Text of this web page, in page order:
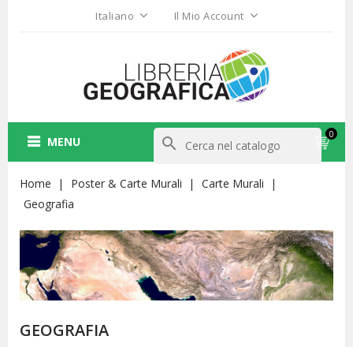
Italiano Il Mio Account
0
MENU search
Home Poster & Carte Murali
Carte Murali
Geografia
GEOGRAFIA